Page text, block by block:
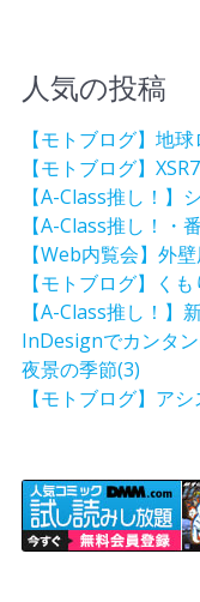
人気の投稿
【モトブログ】地
【モトブログ】
【A-Class推し！】
【A-Class推し！・
【Web内覧会】外
【モトブログ】く
【A-Class推し！】
InDesignでカンタ
夜景の季節(3)
【モトブログ】ア